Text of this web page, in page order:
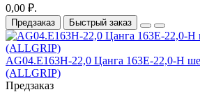
0,00 ₽.
Предзаказ Быстрый заказ
AG04.E163H-22,0 Цанга 163E-22,0-H
(ALLGRIP)
Предзаказ